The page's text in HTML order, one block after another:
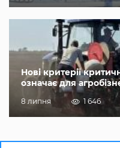
Нові критерії
означає для
8 липня 1 646